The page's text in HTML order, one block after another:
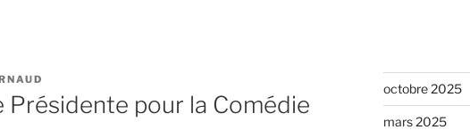
Présidente pour la Comédie
octobre 2025
mars 2025